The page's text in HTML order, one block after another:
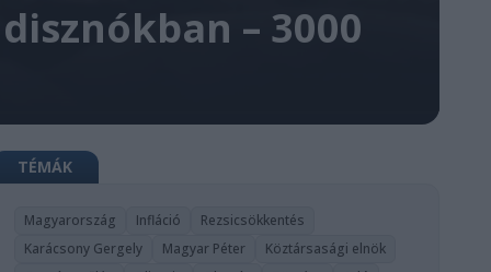
– 3000
TÉMÁK
Magyarország Infláció
Rezsicsökkentés
Karácsony Gergely
Magyar Péter
Köztársasági elnök